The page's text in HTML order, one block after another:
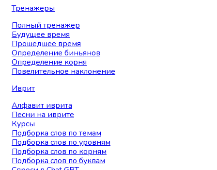
Тренажеры
Полный тренажер
Будущее время
Прошедшее время
Определение биньянов
Определение корня
Повелительное наклонение
Иврит
Алфавит иврита
Песни на иврите
Курсы
Подборка слов по темам
Подборка слов по уровням
Подборка слов по корням
Подборка слов по буквам